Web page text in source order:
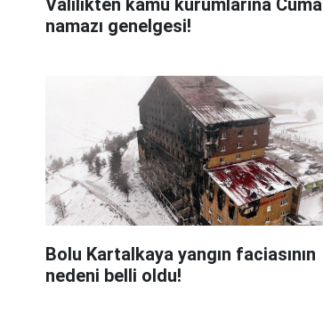
Valilikten kamu kurumlarına Cuma
namazı genelgesi!
Bolu Kartalkaya yangın faciasının
nedeni belli oldu!